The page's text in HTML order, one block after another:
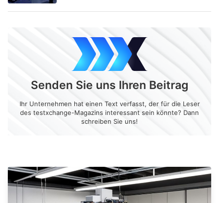
Senden Sie uns Ihren Beitrag
Ihr Unternehmen hat einen Text verfasst, der für die Leser
des testxchange-Magazins interessant sein könnte? Dann
schreiben Sie uns!